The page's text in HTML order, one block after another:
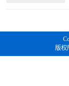
版权